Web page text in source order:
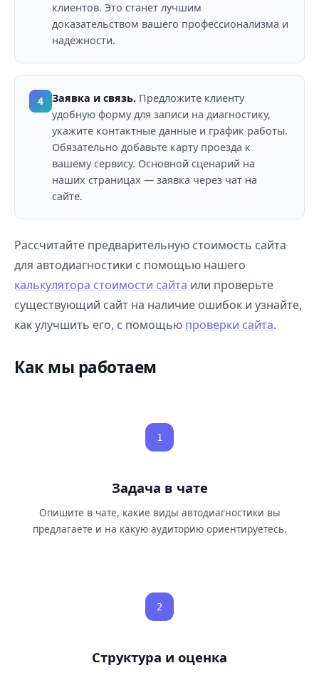
клиентов. Это станет лучшим
доказательством вашего профессионализма и
надежности.
4 Заявка и связь. Предложите клиенту
удобную форму для записи на диагностику,
укажите контактные данные и график работы.
Обязательно добавьте карту проезда к
вашему сервису. Основной сценарий на
наших страницах — заявка через чат на
сайте.
Рассчитайте предварительную стоимость сайта
для автодиагностики с помощью нашего
калькулятора стоимости сайта или проверьте
существующий сайт на наличие ошибок и узнайте,
как улучшить его, с помощью проверки сайта.
Как мы работаем
1
Задача в чате
Опишите в чате, какие виды автодиагностики вы
предлагаете и на какую аудиторию ориентируетесь.
2
Структура и оценка